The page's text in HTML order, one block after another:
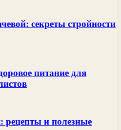
секреты стройности
питание для
рецепты и полезные